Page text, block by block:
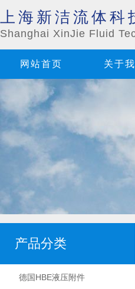
上海新洁流体科
Shanghai XinJie Fluid
网站首页 关于
产品分类
德国HBE液压附件